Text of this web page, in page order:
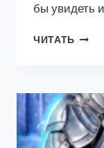
бы увидеть
ЧИТАТЬ ПО